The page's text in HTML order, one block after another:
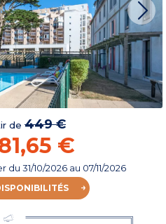
de 449 €
€
du 31/10/2026 au 07/11/2026